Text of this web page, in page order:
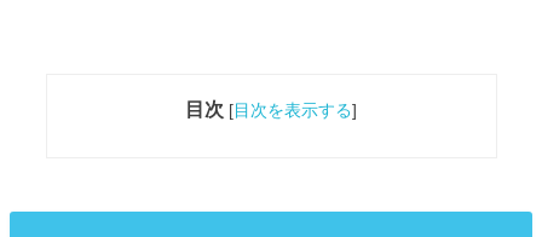
目次 [目次を表示する]